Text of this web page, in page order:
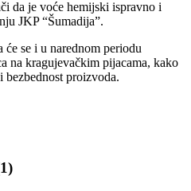
da je voće hemijski ispravno i
JKP “Šumadija”.
se i u narednom periodu
na kragujevačkim pijacama, kako
proizvoda.
1)